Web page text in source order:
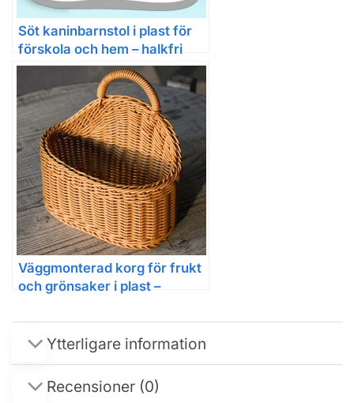
Söt kaninbarnstol i plast för
förskola och hem – halkfri
design med tjock fotbräda
Väggmonterad korg för frukt
och grönsaker i plast –
väggkorg
Ytterligare information
Recensioner (0)